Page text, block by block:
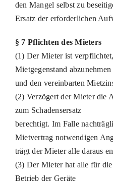
den Mangel selbst zu
Ersatz der erforderlichen
§ 7 Pflichten des Mieters
(1) Der Mieter ist
Mietgegenstand abzunehmen
und den vereinbarten
(2) Verzögert der Mieter die
zum Schadensersatz
berechtigt. Im Falle
Mietvertrag notwendigen
trägt der Mieter alle daraus
(3) Der Mieter hat alle für
Betrieb der Geräte